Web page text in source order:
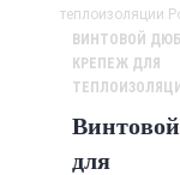
ВИНТОВОЙ
КРЕПЕЖ ДЛЯ
для